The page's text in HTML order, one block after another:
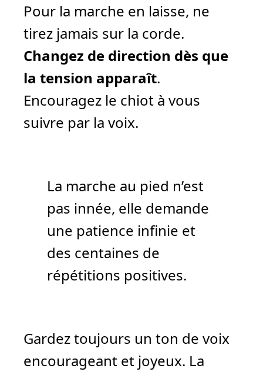
Pour la marche en laisse, ne
tirez jamais sur la corde.
Changez de direction dès que
la tension apparaît.
Encouragez le chiot à vous
suivre par la voix.
La marche au pied n’est
pas innée, elle demande
une patience infinie et
des centaines de
répétitions positives.
Gardez toujours un ton de voix
encourageant et joyeux. La